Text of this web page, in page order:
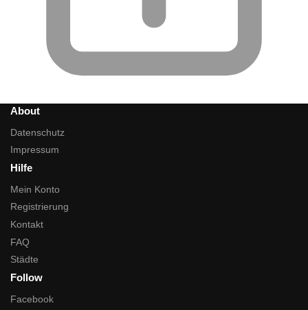
About
Datenschutz
Impressum
Hilfe
Mein Konto
Registrierung
Kontakt
FAQ
Städte
Follow
Facebook